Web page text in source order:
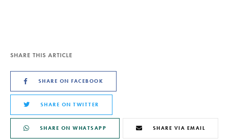
SHARE THIS ARTICLE
SHARE ON FACEBOOK
SHARE ON TWITTER
SHARE ON WHATSAPP SHARE VIA EMAIL